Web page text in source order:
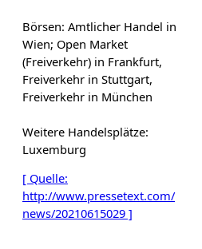
Börsen: Amtlicher Handel in
Wien; Open Market
(Freiverkehr) in Frankfurt,
Freiverkehr in Stuttgart,
Freiverkehr in München
Weitere Handelsplätze:
Luxemburg
[ Quelle:
http://www.pressetext.com/
news/20210615029 ]